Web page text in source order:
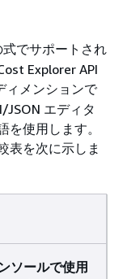
でサポートされ
Explorer API
ィメンションで
JSON エディタ
使用します。
表を次に示しま
ソールで使用